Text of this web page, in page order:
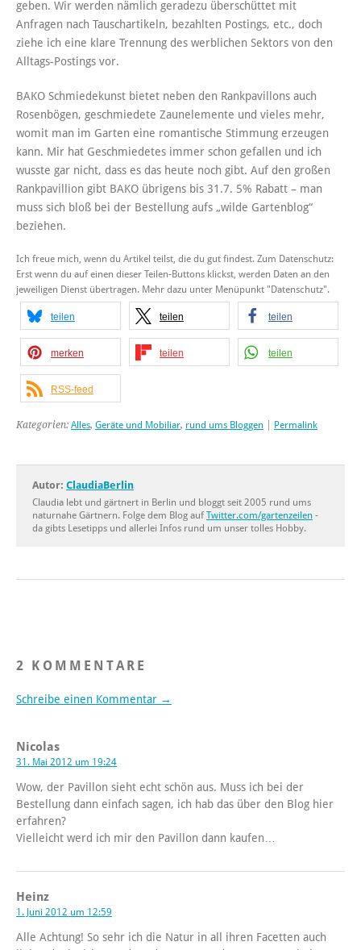
geben. Wir werden nämlich geradezu überschüttet mit
Anfragen nach Tauschartikeln, bezahlten Postings, etc., doch
ziehe ich eine klare Trennung des werblichen Sektors von den
Alltags-Postings vor.
BAKO Schmiedekunst bietet neben den Rankpavillons auch
Rosenbögen, geschmiedete Zaunelemente und vieles mehr,
womit man im Garten eine romantische Stimmung erzeugen
kann. Mir hat Geschmiedetes immer schon gefallen und ich
wusste gar nicht, dass es das heute noch gibt. Auf den großen
Rankpavillion gibt BAKO übrigens bis 31.7. 5% Rabatt – man
muss sich bloß bei der Bestellung aufs „wilde Gartenblog“
beziehen.
Ich freue mich, wenn du Artikel teilst, die du gut findest. Zum Datenschutz:
Erst wenn du auf einen dieser Teilen-Buttons klickst, werden Daten an den
jeweiligen Dienst übertragen. Mehr dazu unter Menüpunkt "Datenschutz".
teilen teilen teilen
merken teilen teilen
RSS-feed
Kategorien: Alles, Geräte und Mobiliar, rund ums Bloggen Permalink
Autor: ClaudiaBerlin
Claudia lebt und gärtnert in Berlin und bloggt seit 2005 rund ums
naturnahe Gärtnern. Folge dem Blog aufTwitter.com/gartenzeilen -
da gibts Lesetipps und allerlei Infos rund um unser tolles Hobby.
2 KOMMENTARE
Schreibe einen Kommentar →
Nicolas
31. Mai 2012 um 19:24
Wow, der Pavillon sieht echt schön aus. Muss ich bei der
Bestellung dann einfach sagen, ich hab das über den Blog hier
erfahren?
Vielleicht werd ich mir den Pavillon dann kaufen…
Heinz
1. Juni 2012 um 12:59
Alle Achtung! So sehr ich die Natur in all ihren Facetten auch